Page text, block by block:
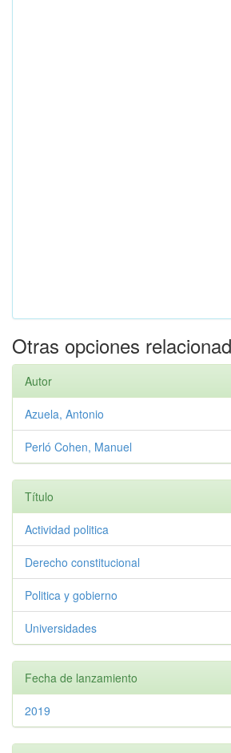
Otras opciones
Autor
Azuela, Antonio
Perló Cohen, Manuel
Título
Actividad politica
Derecho constitucional
Politica y gobierno
Universidades
Fecha de lanzamiento
2019